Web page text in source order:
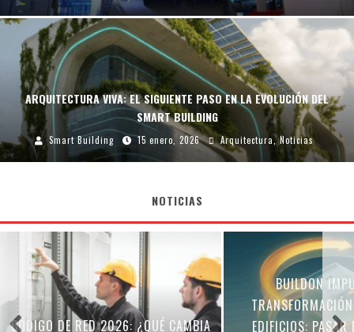
ARQUITECTURA VIVA: EL SIGUIENTE PASO EN LA EVOLUCIÓN DEL
SMART BUILDING
Smart Building 15 enero, 2026 Arquitectura,Noticias
NOTICIAS
BUILDON IMPULSA LA
TRANSFORMACIÓN DIGITAL DE
EDIFICIOS: PASAR DE DATOS A
SMART 22@:
SU PRIMER
CON MIRADA